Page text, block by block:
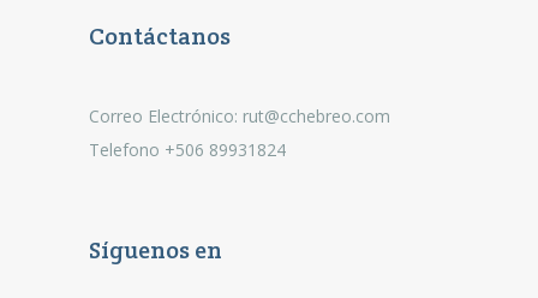
Contáctanos
Correo Electrónico: rut@cchebreo.com
Telefono +506 89931824
Síguenos en